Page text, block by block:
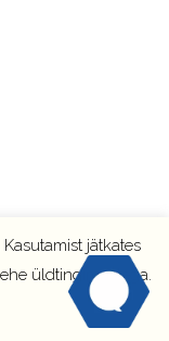
jätkates
üldtingimustega.